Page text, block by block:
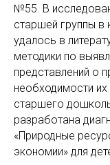
№55. В
старшей группы в
удалось в
методики по
представлений о
необходимости
старшего
разработана
«Природные
экономии» для